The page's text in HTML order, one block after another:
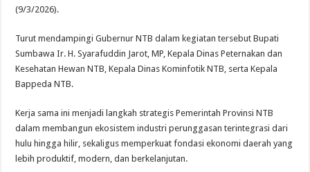
(9/3/2026).
Turut mendampingi Gubernur NTB dalam kegiatan tersebut Bupati
Sumbawa Ir. H. Syarafuddin Jarot, MP, Kepala Dinas Peternakan dan
Kesehatan Hewan NTB, Kepala Dinas Kominfotik NTB, serta Kepala
Bappeda NTB.
Kerja sama ini menjadi langkah strategis Pemerintah Provinsi NTB
dalam membangun ekosistem industri perunggasan terintegrasi dari
hulu hingga hilir, sekaligus memperkuat fondasi ekonomi daerah yang
lebih produktif, modern, dan berkelanjutan.